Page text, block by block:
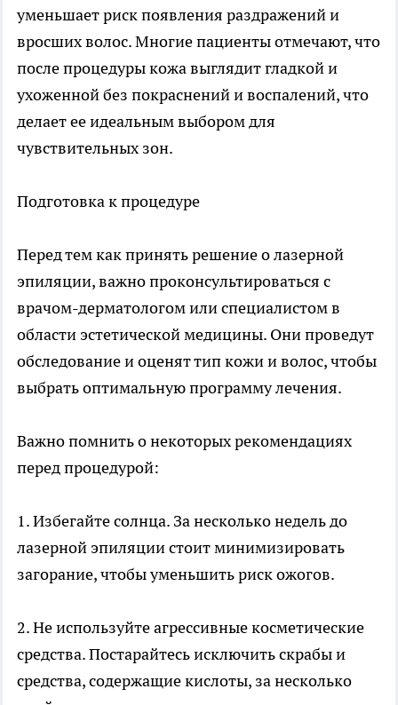
уменьшает риск появления раздражений и
вросших волос. Многие пациенты отмечают, что
после процедуры кожа выглядит гладкой и
ухоженной без покраснений и воспалений, что
делает ее идеальным выбором для
чувствительных зон.
Подготовка к процедуре
Перед тем как принять решение о лазерной
эпиляции, важно проконсультироваться с
врачом-дерматологом или специалистом в
области эстетической медицины. Они проведут
обследование и оценят тип кожи и волос, чтобы
выбрать оптимальную программу лечения.
Важно помнить о некоторых рекомендациях
перед процедурой:
1. Избегайте солнца. За несколько недель до
лазерной эпиляции стоит минимизировать
загорание, чтобы уменьшить риск ожогов.
2. Не используйте агрессивные косметические
средства. Постарайтесь исключить скрабы и
средства, содержащие кислоты, за несколько